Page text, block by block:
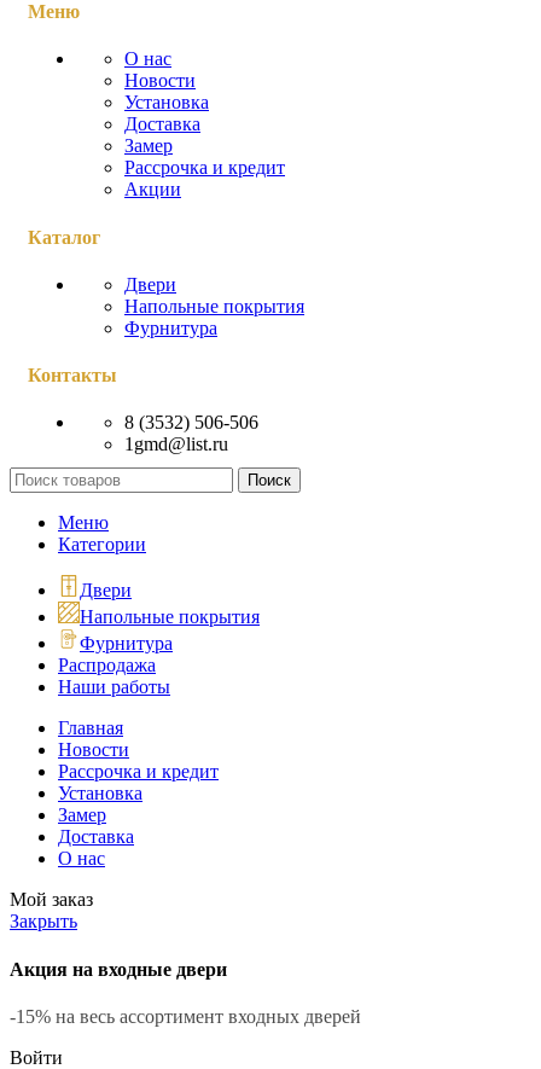
Меню
О нас
Новости
Установка
Доставка
Замер
Рассрочка и кредит
Акции
Каталог
Двери
Напольные покрытия
Фурнитура
Контакты
8 (3532) 506-506
1gmd@list.ru
Поиск
Меню
Категории
Двери
Напольные покрытия
Фурнитура
Распродажа
Наши работы
Главная
Новости
Рассрочка и кредит
Установка
Замер
Доставка
О нас
Мой заказ
Закрыть
Акция на входные двери
-15% на весь ассортимент входных дверей
Войти